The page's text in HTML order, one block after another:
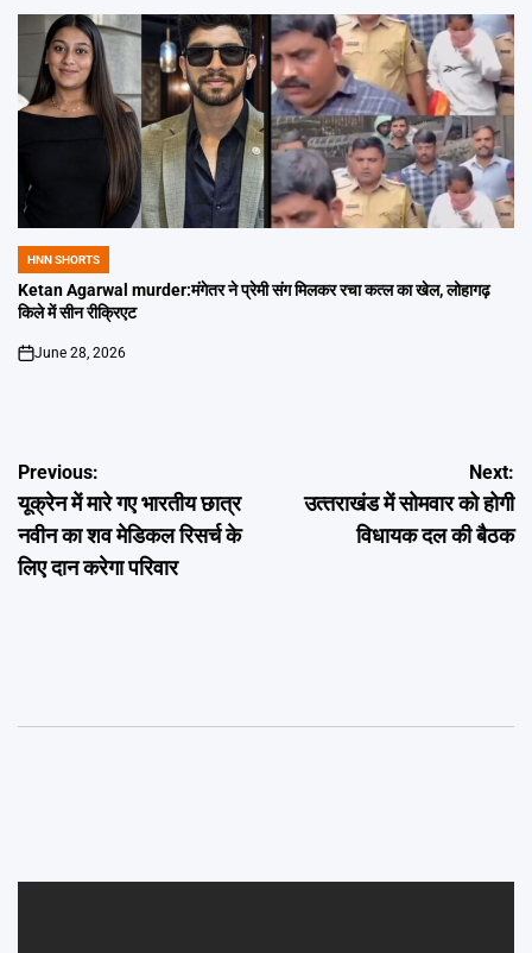
POSTED
IN
HNN SHORTS
Ketan Agarwal murder:मंगेतर ने प्रेमी संग मिलकर रचा कत्ल का खेल, लोहागढ़
किले में सीन रीक्रिएट
on
June 28, 2026
Post
navigation
Previous:
यूक्रेन में मारे गए भारतीय छात्र
नवीन का शव मेडिकल रिसर्च के
लिए दान करेगा परिवार
Next:
उत्‍तराखंड में सोमवार को होगी
विधायक दल की बैठक